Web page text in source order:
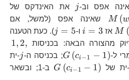
אפס וב-j
את האינדקס של
M (w שאינה אפס (למשל, אם
M ( אז i = 3 ו- j = 5
). כעת הטענה
M\left(w\right)
מהצורה הבאה: בכניסות 1, 2,
ל- G (ci−1 − 1) ; בכניסה ה-j-ית
j -ית של G (ci−1 − 1)
ב-1; ובשאר